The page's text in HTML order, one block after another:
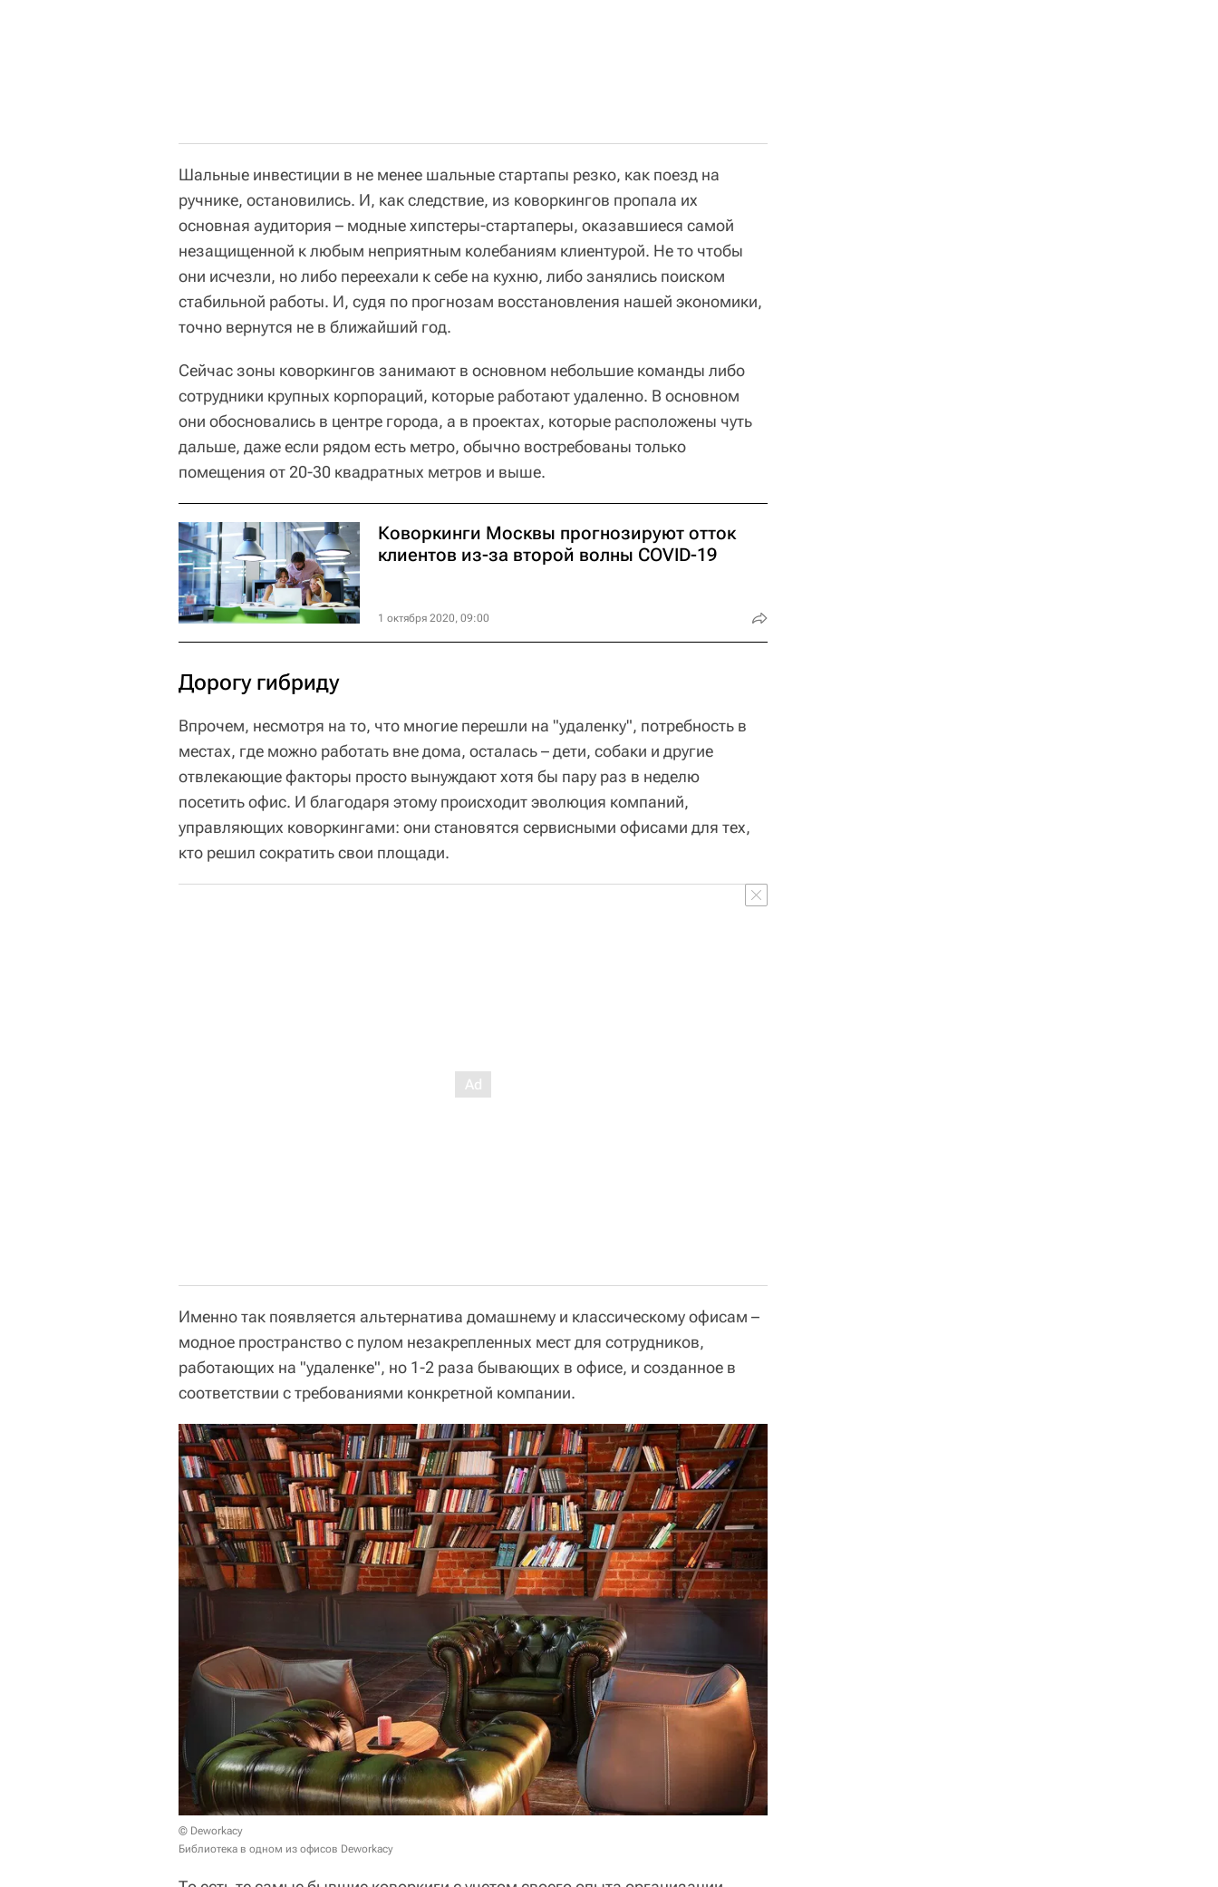
Шальные инвестиции в не менее шальные стартапы резко, как поезд на
ручнике, остановились. И, как следствие, из коворкингов пропала их
основная аудитория – модные хипстеры-стартаперы, оказавшиеся самой
незащищенной к любым неприятным колебаниям клиентурой. Не то чтобы
они исчезли, но либо переехали к себе на кухню, либо занялись поиском
стабильной работы. И, судя по прогнозам восстановления нашей экономики,
точно вернутся не в ближайший год.
Сейчас зоны коворкингов занимают в основном небольшие команды либо
сотрудники крупных корпораций, которые работают удаленно. В основном
они обосновались в центре города, а в проектах, которые расположены чуть
дальше, даже если рядом есть метро, обычно востребованы только
помещения от 20-30 квадратных метров и выше.
Коворкинги Москвы прогнозируют отток
клиентов из-за второй волны COVID-19
1 октября 2020, 09:00
Дорогу гибриду
Впрочем, несмотря на то, что многие перешли на "удаленку", потребность в
местах, где можно работать вне дома, осталась – дети, собаки и другие
отвлекающие факторы просто вынуждают хотя бы пару раз в неделю
посетить офис. И благодаря этому происходит эволюция компаний,
управляющих коворкингами: они становятся сервисными офисами для тех,
кто решил сократить свои площади.
Именно так появляется альтернатива домашнему и классическому офисам –
модное пространство с пулом незакрепленных мест для сотрудников,
работающих на "удаленке", но 1-2 раза бывающих в офисе, и созданное в
соответствии с требованиями конкретной компании.
© Deworkacy
Библиотека в одном из офисов Deworkacy